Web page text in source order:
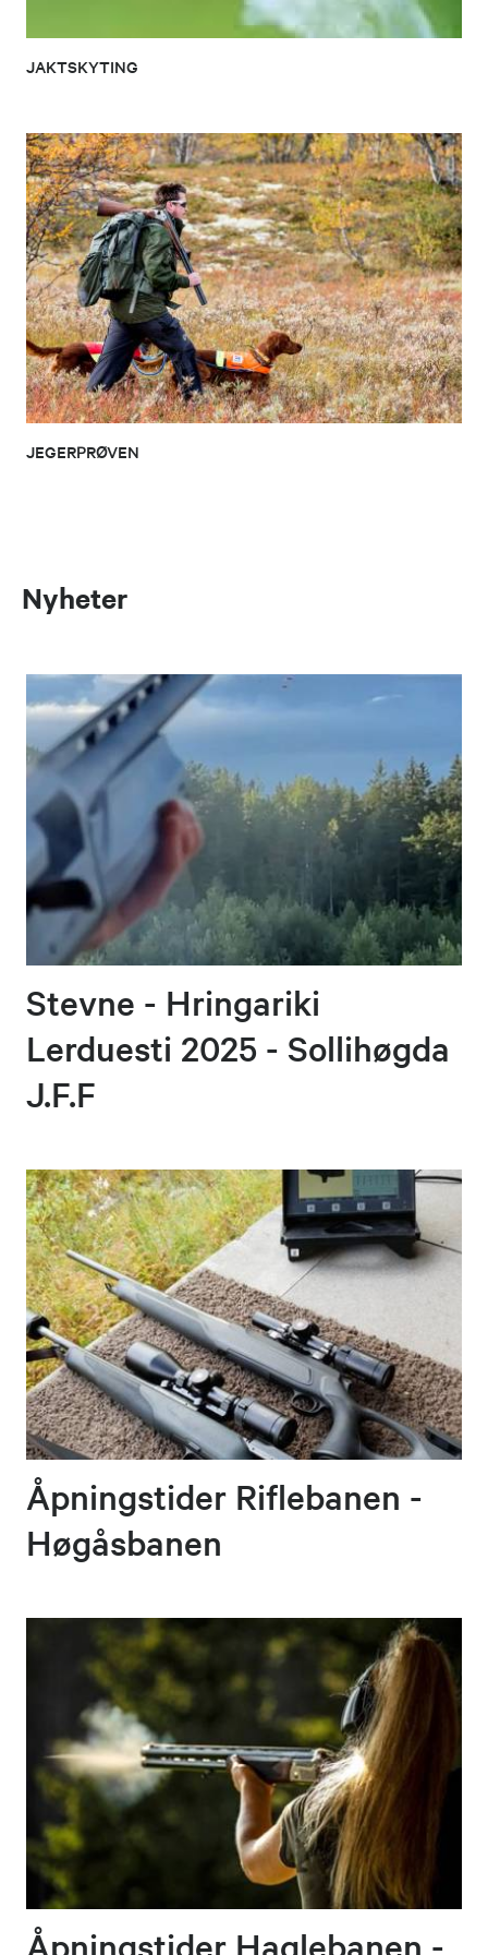
JAKTSKYTING
JEGERPRØVEN
Nyheter
Stevne - Hringariki
Lerduesti 2025 - Sollihøgda
J.F.F
Åpningstider Riflebanen -
Høgåsbanen
Åpningstider Haglebanen -